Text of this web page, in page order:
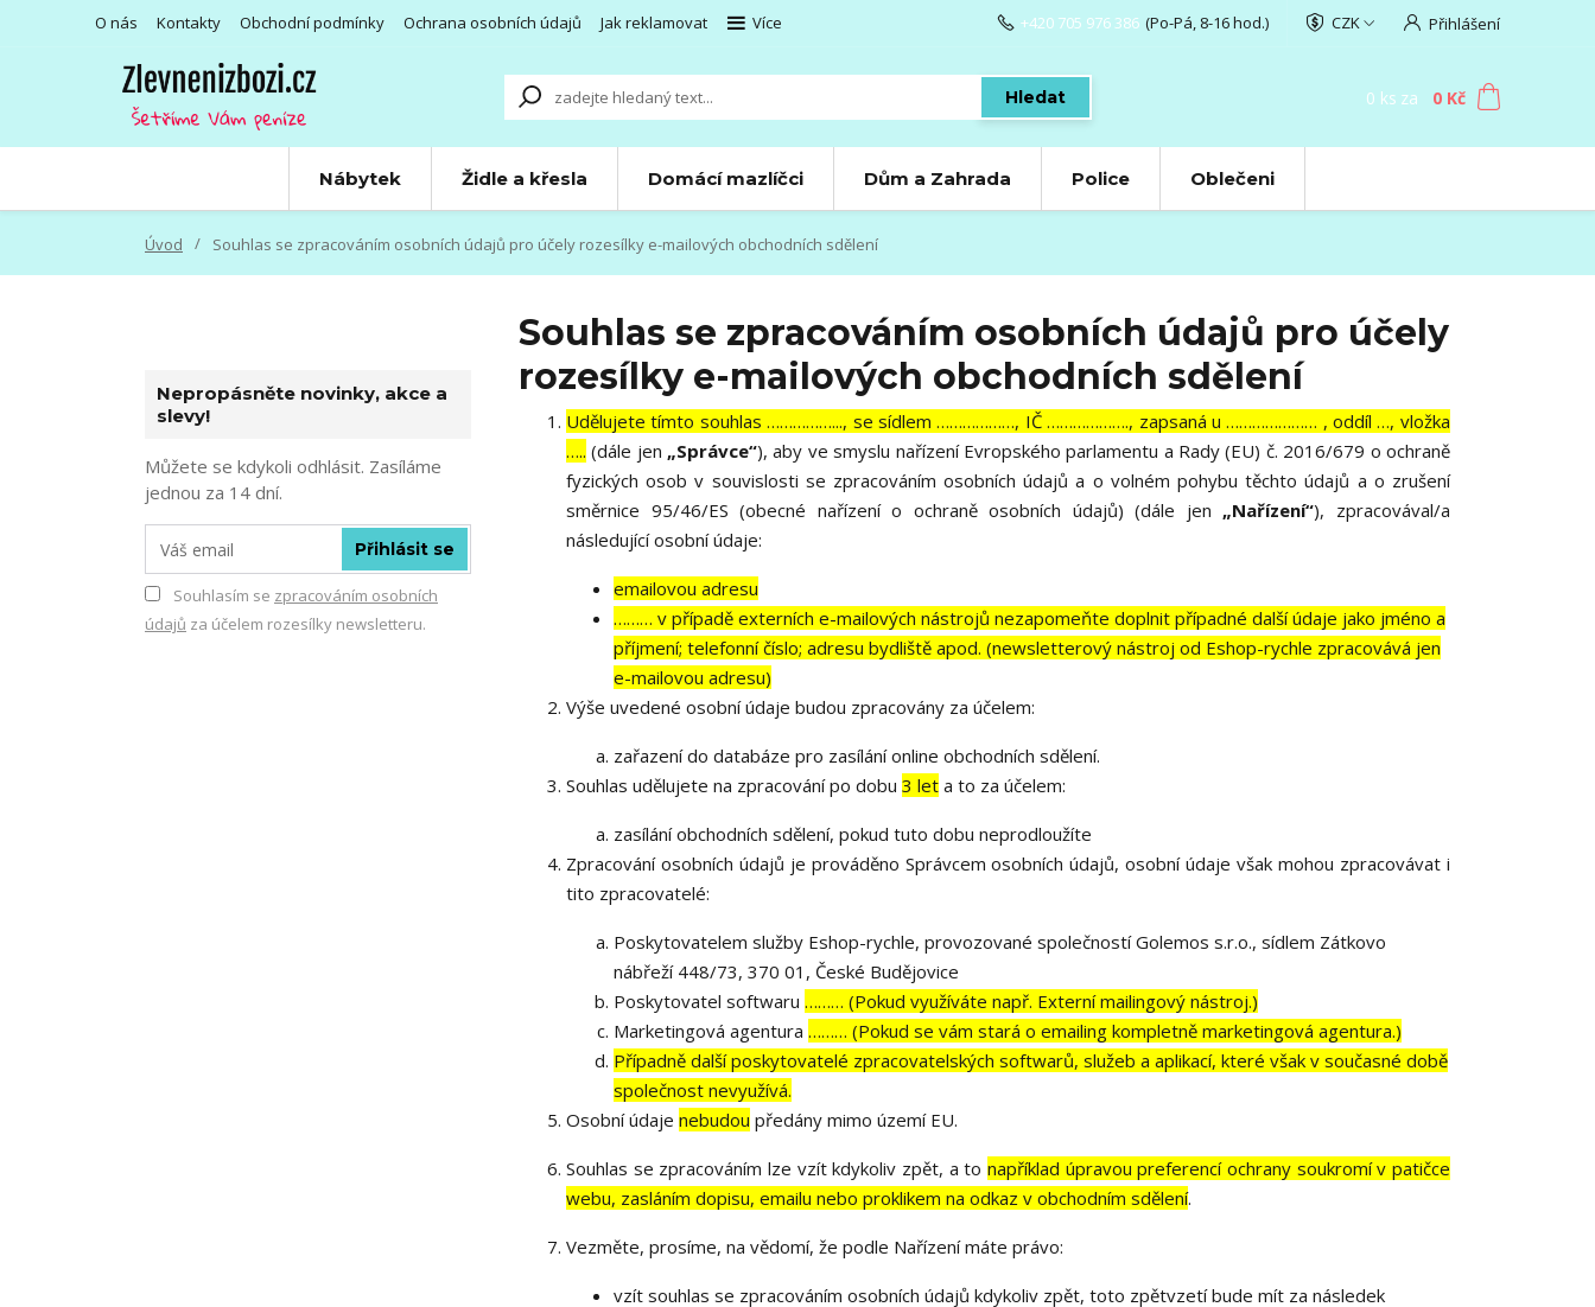
O nás Kontakty Obchodní podmínky Ochrana osobních údajů Jak reklamovat Více CZK Přihlášení
Hledat
+420 705 976 386 (Po-Pá, 8-16 hod.)
0 ks za 0 Kč
Nábytek Židle a křesla Domácí mazlíčci Dům a Zahrada Police Oblečeni
Úvod Souhlas se zpracováním osobních údajů pro účely rozesílky e-mailových obchodních sdělení
Nepropásněte novinky, akce a
slevy!
Můžete se kdykoli odhlásit. Zasíláme
jednou za 14 dní.
Přihlásit se
Souhlasím se zpracováním osobních
údajů za účelem rozesílky newsletteru.
Souhlas se zpracováním osobních údajů pro účely
rozesílky e-mailových obchodních sdělení
Udělujete tímto souhlas ……………..., se sídlem ………………, IČ ………………., zapsaná u ………………… , oddíl …, vložka
….. (dále jen „Správce“), aby ve smyslu nařízení Evropského parlamentu a Rady (EU) č. 2016/679 o ochraně
fyzických osob v souvislosti se zpracováním osobních údajů a o volném pohybu těchto údajů a o zrušení
směrnice 95/46/ES (obecné nařízení o ochraně osobních údajů) (dále jen „Nařízení“), zpracovával/a
následující osobní údaje:
emailovou adresu
……… v případě externích e-mailových nástrojů nezapomeňte doplnit případné další údaje jako jméno a
příjmení; telefonní číslo; adresu bydliště apod. (newsletterový nástroj od Eshop-rychle zpracovává jen
e-mailovou adresu)
Výše uvedené osobní údaje budou zpracovány za účelem:
zařazení do databáze pro zasílání online obchodních sdělení.
Souhlas udělujete na zpracování po dobu 3 leta to za účelem:
zasílání obchodních sdělení, pokud tuto dobu neprodloužíte
Zpracování osobních údajů je prováděno Správcem osobních údajů, osobní údaje však mohou zpracovávat i
tito zpracovatelé:
Poskytovatelem služby Eshop-rychle, provozované společností Golemos s.r.o., sídlem Zátkovo
nábřeží 448/73, 370 01, České Budějovice
Poskytovatel softwaru ……… (Pokud využíváte např. Externí mailingový nástroj.)
Marketingová agentura ……… (Pokud se vám stará o emailing kompletně marketingová agentura.)
Případně další poskytovatelé zpracovatelských softwarů, služeb a aplikací, které však v současné době
společnost nevyužívá.
Osobní údaje nebudou předány mimo území EU.
Souhlas se zpracováním lze vzít kdykoliv zpět, a to například úpravou preferencí ochrany soukromí v patičce
webu, zasláním dopisu, emailu nebo proklikem na odkaz v obchodním sdělení.
Vezměte, prosíme, na vědomí, že podle Nařízení máte právo:
vzít souhlas se zpracováním osobních údajů kdykoliv zpět, toto zpětvzetí bude mít za následek